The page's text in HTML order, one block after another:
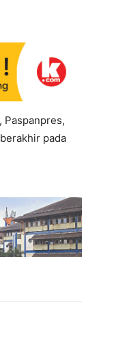
Paspanpres,
pada